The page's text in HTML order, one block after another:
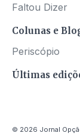
Faltou Dizer
Colunas e
Periscópio
Últimas
© 2026 Jornal